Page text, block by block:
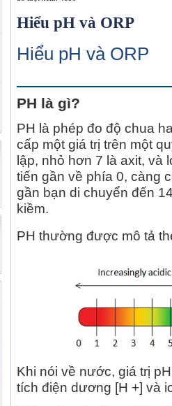
Hiểu pH và ORP
Hiểu pH và ORP
PH là gì?
PH là phép đo độ chua
cấp một giá trị trên một
lập, nhỏ hơn 7 là axit, và
tiến gần về phía 0, càng
gần bạn di chuyển đến
kiềm.
PH thường được mô tả
Khi nói về nước, giá trị
tích điện dương [H +] và